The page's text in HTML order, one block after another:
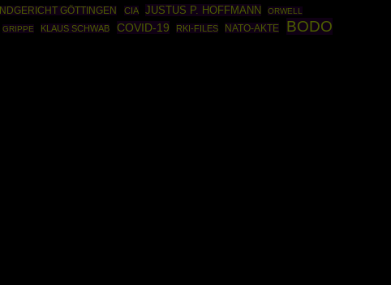
GÖTTINGEN CIA JUSTUS P. HOFFMANN ORWELL
GRIPPE KLAUS SCHWAB COVID-19 RKI-FILES NATO-AKTE
BODO